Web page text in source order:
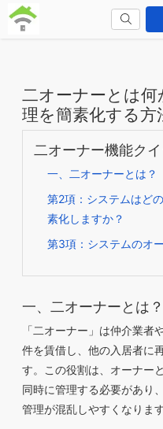
二オーナーとは
理を簡素化する方
二オーナー機能ク
一、二オーナーとは？
第2項：システムはど
素化しますか？
第3項：システムのオ
一、二オーナーとは？
「二オーナー」は仲介業者
件を賃借し、他の入居者に
す。この役割は、オーナー
同時に管理する必要があり
管理が混乱しやすくなります